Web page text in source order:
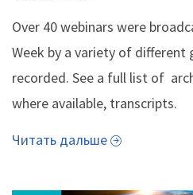
Over 40 webinars were
Week by a variety of different
recorded. See a full list of
where available, transcripts.
Читать дальше